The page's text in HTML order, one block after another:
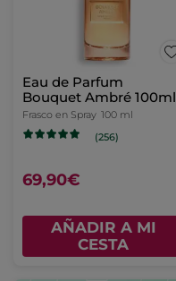
Eau de Parfum
Bouquet Ambré 100ml
Frasco en Spray 100 ml
(256)
69,90€
AÑADIR A MI
CESTA